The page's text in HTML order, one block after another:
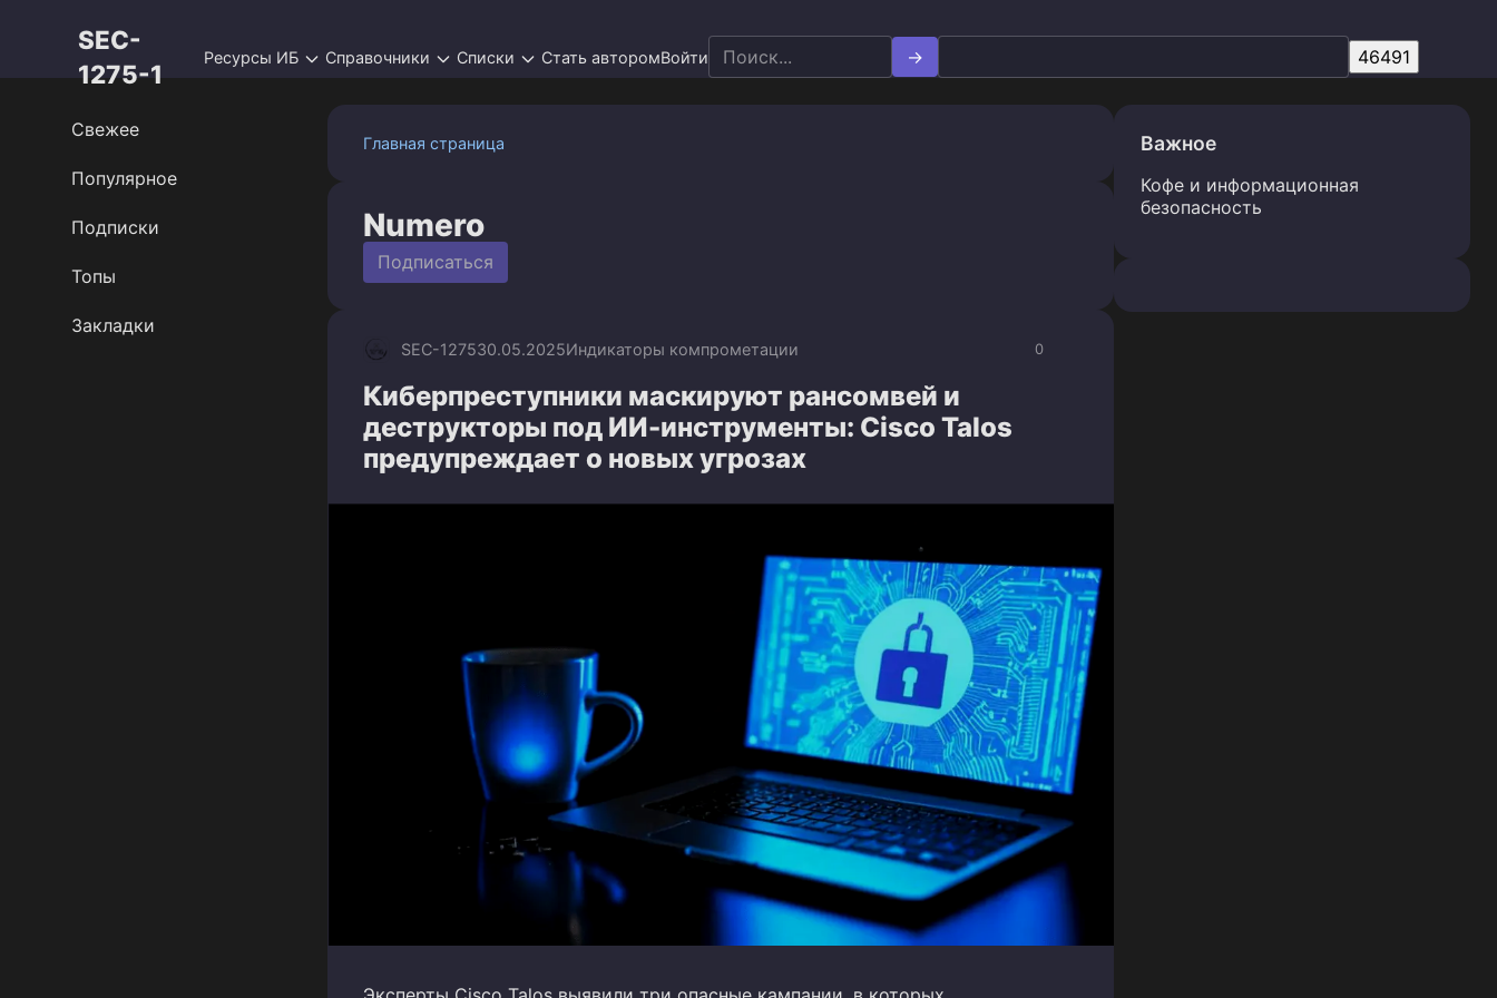
SEC-
1275-1
Ресурсы ИБ Справочники Списки Стать авторомВойти
Search
for:
Главная страница
Numero
Подписаться
0
SEC-127530.05.2025Индикаторы компрометации
Киберпреступники маскируют рансомвей и
деструкторы под ИИ-инструменты: Cisco Talos
предупреждает о новых угрозах
Свежее
Популярное
Подписки
Топы
Закладки
Важное
Кофе и информационная
безопасность